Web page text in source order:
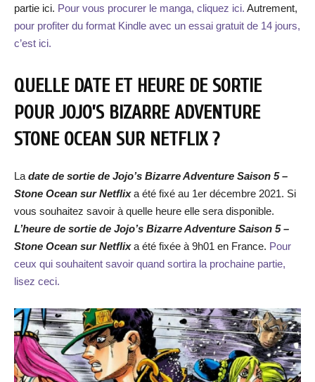
partie ici. Pour vous procurer le manga, cliquez ici. Autrement,
pour profiter du format Kindle avec un essai gratuit de 14 jours,
c’est ici.
QUELLE DATE ET HEURE DE SORTIE
POUR JOJO’S BIZARRE ADVENTURE
STONE OCEAN SUR NETFLIX ?
La date de sortie de Jojo’s Bizarre Adventure Saison 5 –
Stone Ocean sur Netflixa été fixé au 1er décembre 2021. Si
vous souhaitez savoir à quelle heure elle sera disponible.
L’heure de sortie de Jojo’s Bizarre Adventure Saison 5 –
Stone Ocean sur Netflixa été fixée à 9h01 en France. Pour
ceux qui souhaitent savoir quand sortira la prochaine partie,
lisez ceci.